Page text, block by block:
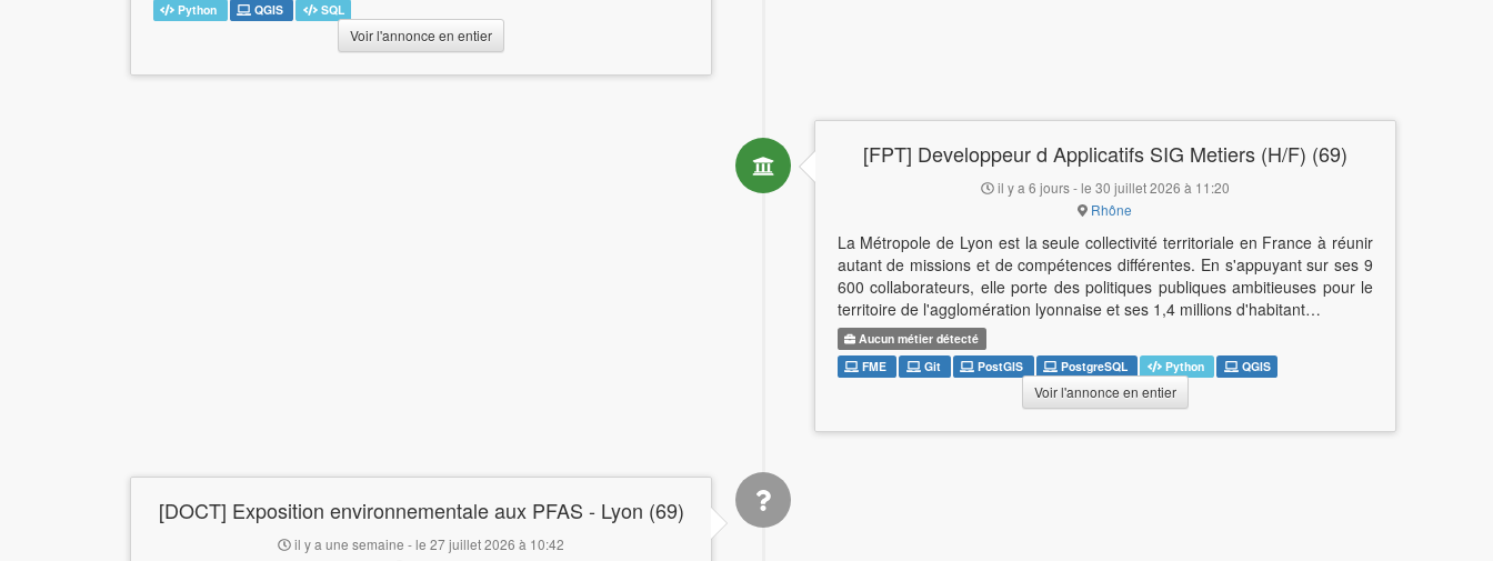
Python
QGIS SQL
Voir l'annonce en entier
[FPT] Developpeur d Applicatifs SIG Metiers (H/F) (69)
il y a 6 jours - le 30 juillet 2026 à 11:20
Rhône
La Métropole de Lyon est la seule collectivité territoriale en France à réunir
autant de missions et de compétences différentes. En s'appuyant sur ses 9
600 collaborateurs, elle porte des politiques publiques ambitieuses pour le
territoire de l'agglomération lyonnaise et ses 1,4 millions d'habitant…
Aucun métier détecté
FME
Git PostGIS PostgreSQL Python QGIS
Voir l'annonce en entier
[DOCT] Exposition environnementale aux PFAS - Lyon (69)
il y a une semaine - le 27 juillet 2026 à 10:42